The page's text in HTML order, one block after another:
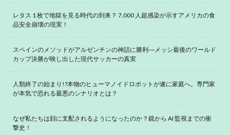
レタス 1 枚で地獄を見る時代の到来？ 7,000 人超感染が示すアメリカの食
品安全崩壊の現実！
スペインのメソッドがアルゼンチンの神話に勝利―メッシ最後のワールド
カップ決勝が映し出した現代サッカーの真実
人類終了の始まり!?本物のヒューマノイドロボットが遂に家庭へ。専門家
が本気で恐れる最悪のシナリオとは？
なぜ私たちは顔に支配されるようになったのか？鏡から AI 監視までの衝
撃史！